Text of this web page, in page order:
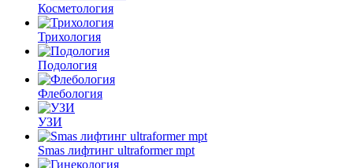
Косметология
Трихология
Подология
Флебология
УЗИ
Smas лифтинг ultraformer mpt